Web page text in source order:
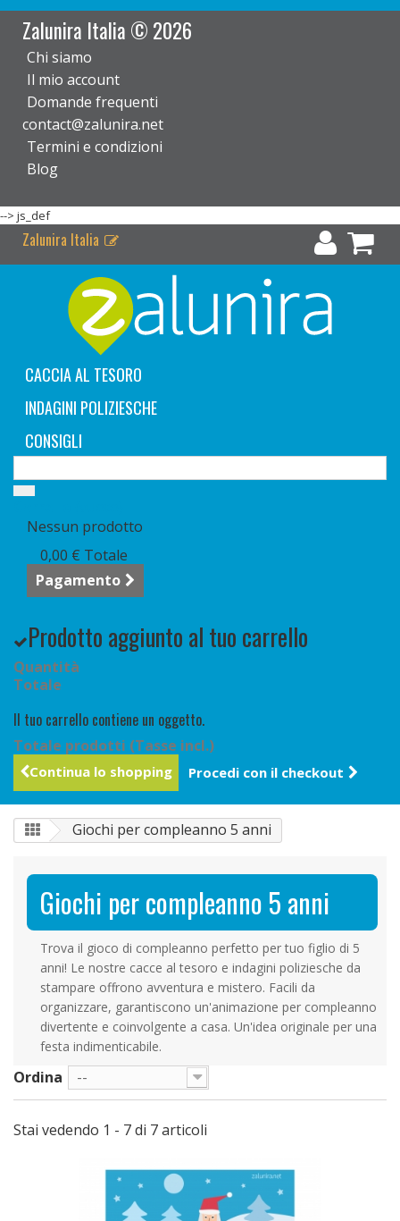
Zalunira Italia © 2026
Chi siamo
Il mio account
Domande frequenti
contact@zalunira.net
Termini e condizioni
Blog
--> js_def
Zalunira Italia
CACCIA AL TESORO
INDAGINI POLIZIESCHE
CONSIGLI
Nessun prodotto
0,00 € Totale
Pagamento
Prodotto aggiunto al tuo carrello
Quantità
Totale
Il tuo carrello contiene un oggetto.
Totale prodotti (Tasse incl.)
Continua lo shopping Procedi con il checkout
Giochi per compleanno 5 anni
Giochi per compleanno 5 anni
Trova il gioco di compleanno perfetto per tuo figlio di 5
anni! Le nostre cacce al tesoro e indagini poliziesche da
stampare offrono avventura e mistero. Facili da
organizzare, garantiscono un'animazione per compleanno
divertente e coinvolgente a casa. Un'idea originale per una
festa indimenticabile.
Ordina --
Stai vedendo 1 - 7 di 7 articoli